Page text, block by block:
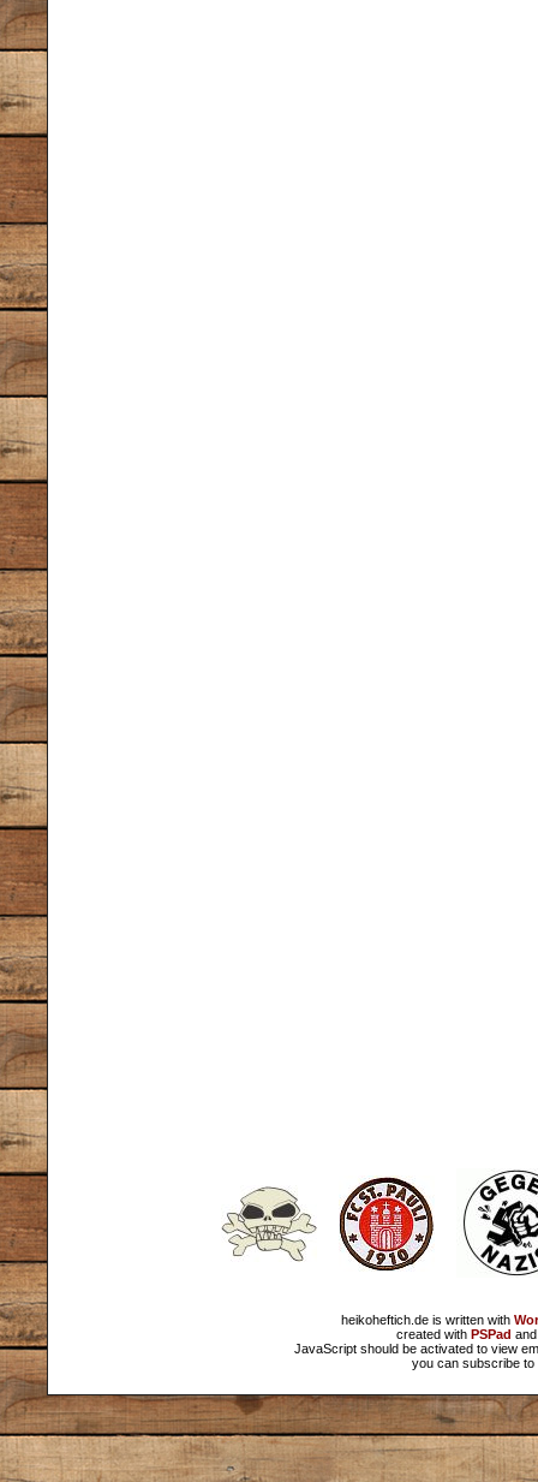
heikoheftich.de is written with
created with PSPad
JavaScript should be activated to view
you can subscribe